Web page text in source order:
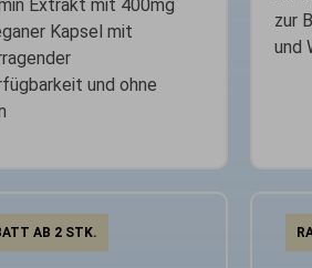
Extrakt mit 400mg
Kapsel mit
und ohne
zur
und
AB 2 STK.